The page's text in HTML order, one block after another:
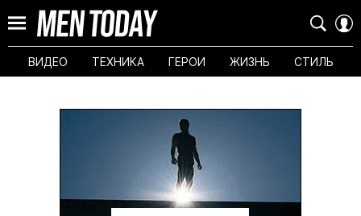
ВИДЕО ТЕХНИКА ГЕРОИ ЖИЗНЬ СТИЛЬ